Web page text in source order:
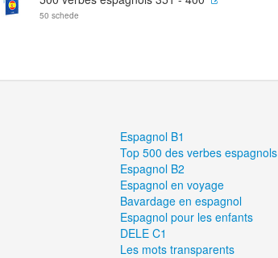
50 schede
Espagnol B1
Top 500 des verbes espagnols
Espagnol B2
Espagnol en voyage
Bavardage en espagnol
Espagnol pour les enfants
DELE C1
Les mots transparents